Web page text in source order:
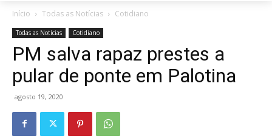
Início Todas as Notícias Cotidiano
Todas as Notícias Cotidiano
PM salva rapaz prestes a
pular de ponte em Palotina
agosto 19, 2020